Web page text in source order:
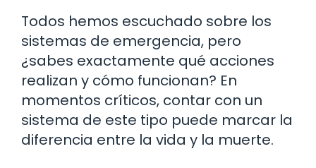
Todos hemos escuchado sobre los
sistemas de emergencia, pero
¿sabes exactamente qué acciones
realizan y cómo funcionan? En
momentos críticos, contar con un
sistema de este tipo puede marcar la
diferencia entre la vida y la muerte.